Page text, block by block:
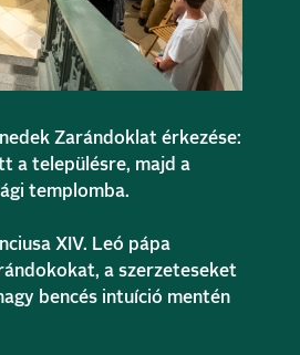
Zarándoklat érkezése:
a településre, majd a
templomba.
XIV. Leó pápa
a szerzeteseket
bencés intuíció mentén